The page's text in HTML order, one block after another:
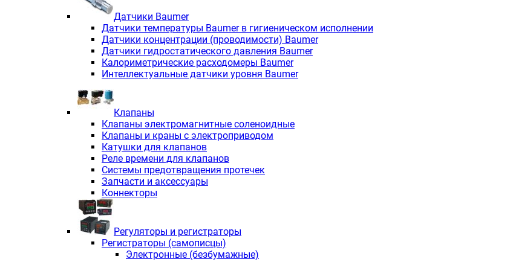
Датчики Baumer
Датчики температуры Baumer в гигиеническом исполнении
Датчики концентрации (проводимости) Baumer
Датчики гидростатического давления Baumer
Калориметрические расходомеры Baumer
Интеллектуальные датчики уровня Baumer
Клапаны
Клапаны электромагнитные соленоидные
Клапаны и краны с электроприводом
Катушки для клапанов
Реле времени для клапанов
Системы предотвращения протечек
Запчасти и аксессуары
Коннекторы
Регуляторы и регистраторы
Регистраторы (самописцы)
Электронные (безбумажные)